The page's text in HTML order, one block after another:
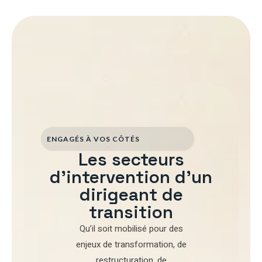
ENGAGÉS À VOS CÔTÉS
Les secteurs
d'intervention d'un
dirigeant de
transition
Qu’il soit mobilisé pourdes
enjeux de transformation, de